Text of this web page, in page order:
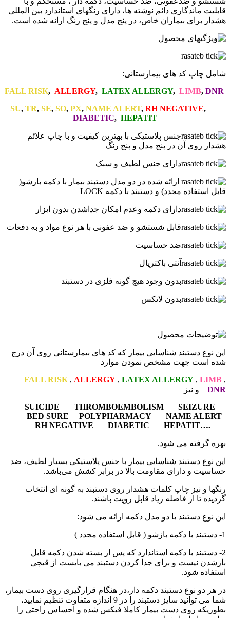
قابلیت ماندگاری دائم نوشته ها، دارای رنگهای استاندارد بین المللی
هشدار برای بیماران خاص، در پنج مدل و پنج رنگ ارائه شده است.
شامل چاپ کد های بیمارستانی:
FALL RISK, ALLERGY, LATEX ALLERGY, LIMB, DNR
SU, TR, SE, SO, PX, NAME ALERT, RH NEGATIVE,
DIABETIC, HEPATIT
جنس پلاستیکی با بهترین کیفیت و با چاپ علائم
هشدار روی آن در پنج مدل و پنج رنگ
دارای جنس لطیف و سبک
ارائه شده در دو مدل دستبند بیمار با دکمه بازشو(
قابل استفاده مجدد) و دستبند با دکمه LOCK
دارای دکمه وعدم امکان جداشدن بدون ابزار
قابل شستشو و ضد عفونی با هر نوع مواد و به دفعات
ضد حساسیت
آنتی باکتریال
بدون وجود هیچ گونه فلزی در دستبند
بدون لاتکس
این نوع دستبند شناسایی بیمار که کد های بیمارستانی روی آن درج
شده است جهت مشخص نمودن موارد
FALL RISK , ALLERGY , LATEX ALLERGY , LIMB ,
DNR
و نیز
SUICIDE THROMBOEMBOLISM SEIZURE
BED SURE POLYPHARMACY NAME ALERT
RH NEGATIVE DIABETIC HEPATIT….
بهره گرفته می شود.
این نوع دستبند شناسایی بیمار با جنس پلاستیکی بسیار لطیف، ضد
حساسیت و دارای مقاومت بالا در برابر کشش می‌باشد.
رنگها و نیز چاپ کلمات هشدار روی دستبند به گونه ای انتخاب
گردیده تا از فاصله زیاد قابل رویت باشند.
این نوع دستبند با دو مدل دکمه ارائه می شود:
1- دستبند با دکمه بازشو ( قابل استفاده مجدد )
2- دستبند با دکمه استاندارد که پس از بسته شدن دکمه قابل
بازشدن نیست و برای جدا کردن دستبند می بایست از قیچی
استفاده شود.
در هر دو نوع دستبند دکمه دار،در هنگام قرارگیری روی دست بیمار،
شما می توانید سایز دستبند را در 9 اندازه متفاوت تنظیم نمایید،
بطوریکه روی دست بیمار کاملا فیکس شده و احساس راحتی را